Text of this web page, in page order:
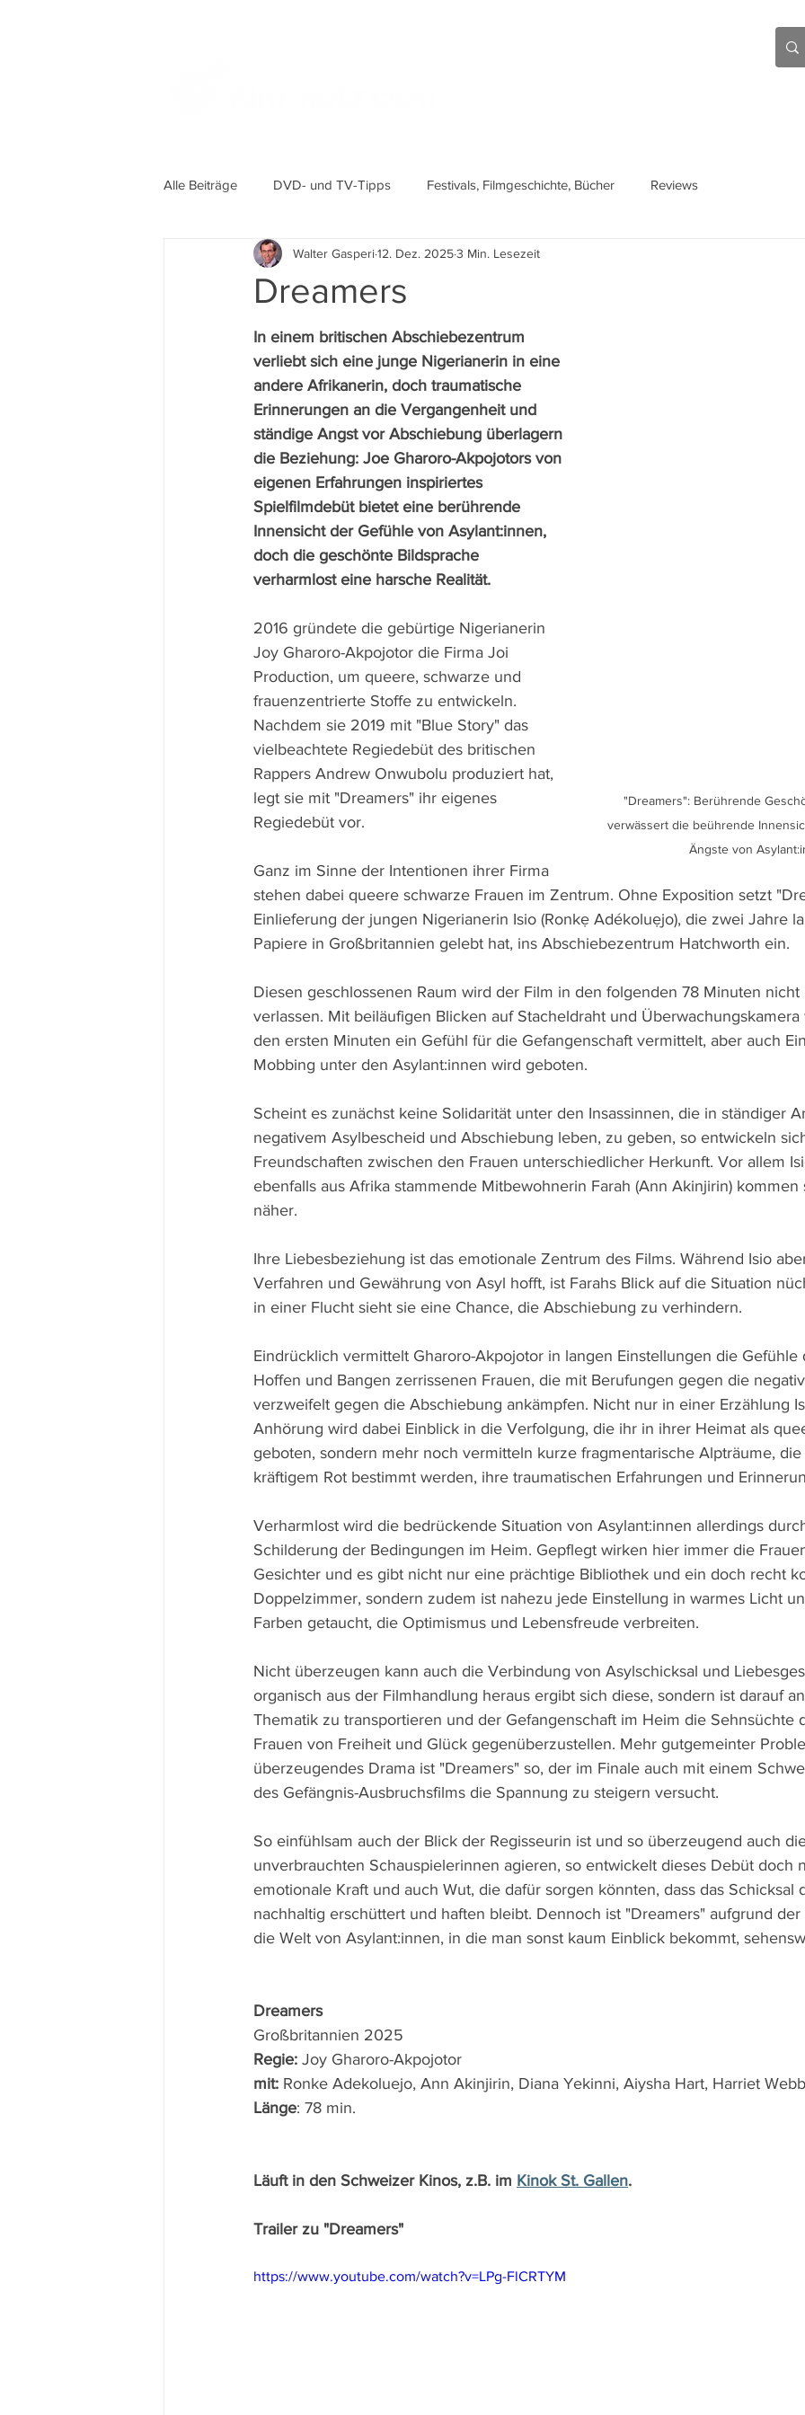
Alle Beiträge DVD- und TV-Tipps Festivals, Filmgeschichte, Bücher Reviews
Dreamers
Walter Gasperi12. Dez. 20253 Min. Lesezeit
"Dreamers": Berührende
verwässert die beührende
Ängste von
In einem britischen Abschiebezentrum
verliebt sich eine junge Nigerianerin in eine
andere Afrikanerin, doch traumatische
Erinnerungen an die Vergangenheit und
ständige Angst vor Abschiebung überlagern
die Beziehung: Joe Gharoro-Akpojotors von
eigenen Erfahrungen inspiriertes
Spielfilmdebüt bietet eine berührende
Innensicht der Gefühle von Asylant:innen,
doch die geschönte Bildsprache
verharmlost eine harsche Realität.
2016 gründete die gebürtige Nigerianerin
Joy Gharoro-Akpojotor die Firma Joi
Production, um queere, schwarze und
frauenzentrierte Stoffe zu entwickeln.
Nachdem sie 2019 mit "Blue Story" das
vielbeachtete Regiedebüt des britischen
Rappers Andrew Onwubolu produziert hat,
legt sie mit "Dreamers" ihr eigenes
Regiedebüt vor.
Ganz im Sinne der Intentionen ihrer Firma
stehen dabei queere schwarze Frauen im Zentrum. Ohne Exposition setzt
Einlieferung der jungen Nigerianerin Isio (Ronkẹ Adékoluẹjo), die zwei Jahre
Papiere in Großbritannien gelebt hat, ins Abschiebezentrum Hatchworth ein.
Diesen geschlossenen Raum wird der Film in den folgenden 78 Minuten
verlassen. Mit beiläufigen Blicken auf Stacheldraht und
den ersten Minuten ein Gefühl für die Gefangenschaft vermittelt, aber auch
Mobbing unter den Asylant:innen wird geboten.
Scheint es zunächst keine Solidarität unter den Insassinnen, die in ständiger
negativem Asylbescheid und Abschiebung leben, zu geben, so entwickeln
Freundschaften zwischen den Frauen unterschiedlicher Herkunft. Vor allem
ebenfalls aus Afrika stammende Mitbewohnerin Farah (Ann Akinjirin)
näher.
Ihre Liebesbeziehung ist das emotionale Zentrum des Films. Während Isio
Verfahren und Gewährung von Asyl hofft, ist Farahs Blick auf die Situation
in einer Flucht sieht sie eine Chance, die Abschiebung zu verhindern.
Eindrücklich vermittelt Gharoro-Akpojotor in langen Einstellungen die
Hoffen und Bangen zerrissenen Frauen, die mit Berufungen gegen die
verzweifelt gegen die Abschiebung ankämpfen. Nicht nur in einer Erzählung
Anhörung wird dabei Einblick in die Verfolgung, die ihr in ihrer Heimat als
geboten, sondern mehr noch vermitteln kurze fragmentarische Alpträume,
kräftigem Rot bestimmt werden, ihre traumatischen Erfahrungen und
Verharmlost wird die bedrückende Situation von Asylant:innen allerdings
Schilderung der Bedingungen im Heim. Gepflegt wirken hier immer die
Gesichter und es gibt nicht nur eine prächtige Bibliothek und ein doch recht
Doppelzimmer, sondern zudem ist nahezu jede Einstellung in warmes Licht
Farben getaucht, die Optimismus und Lebensfreude verbreiten.
Nicht überzeugen kann auch die Verbindung von Asylschicksal und
organisch aus der Filmhandlung heraus ergibt sich diese, sondern ist darauf
Thematik zu transportieren und der Gefangenschaft im Heim die Sehnsüchte
Frauen von Freiheit und Glück gegenüberzustellen. Mehr gutgemeinter
überzeugendes Drama ist "Dreamers" so, der im Finale auch mit einem
des Gefängnis-Ausbruchsfilms die Spannung zu steigern versucht.
So einfühlsam auch der Blick der Regisseurin ist und so überzeugend auch
unverbrauchten Schauspielerinnen agieren, so entwickelt dieses Debüt doch
emotionale Kraft und auch Wut, die dafür sorgen könnten, dass das Schicksal
nachhaltig erschüttert und haften bleibt. Dennoch ist "Dreamers" aufgrund
die Welt von Asylant:innen, in die man sonst kaum Einblick bekommt,
Dreamers
Großbritannien 2025
Regie: Joy Gharoro-Akpojotor
mit: Ronke Adekoluejo, Ann Akinjirin, Diana Yekinni, Aiysha Hart, Harriet Webb
Länge: 78 min.
Läuft in den Schweizer Kinos, z.B. im Kinok St. Gallen.
Trailer zu "Dreamers"
https://www.youtube.com/watch?v=LPg-FlCRTYM